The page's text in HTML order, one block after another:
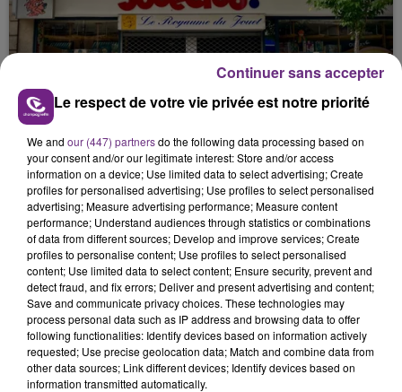
LE MAGASIN JOUÉCLUB DE REIMS FERME
SES PORTES
C'était l'une des institutions du centre-ville
rémois. Le magasin JouéClub est contraint de
fermer ses portes.
TITRES DIFFUSÉS
17h57
17h57 17h54
17h54
Le respect de votre vie privée est notre priorité
We and our (447) partnersdo the following data processing based on
your consent and/or our legitimate interest: Store and/or access
information on a device; Use limited data to select advertising; Create
profiles for personalised advertising; Use profiles to select personalised
advertising; Measure advertising performance; Measure content
performance; Understand audiences through statistics or combinations
of data from different sources; Develop and improve services; Create
profiles to personalise content; Use profiles to select personalised
content; Use limited data to select content; Ensure security, prevent and
detect fraud, and fix errors; Deliver and present advertising and content;
Save and communicate privacy choices. These technologies may
process personal data such as IP address and browsing data to offer
following functionalities: Identify devices based on information actively
requested; Use precise geolocation data; Match and combine data from
other data sources; Link different devices; Identify devices based on
information transmitted automatically.
Continuer sans accepter